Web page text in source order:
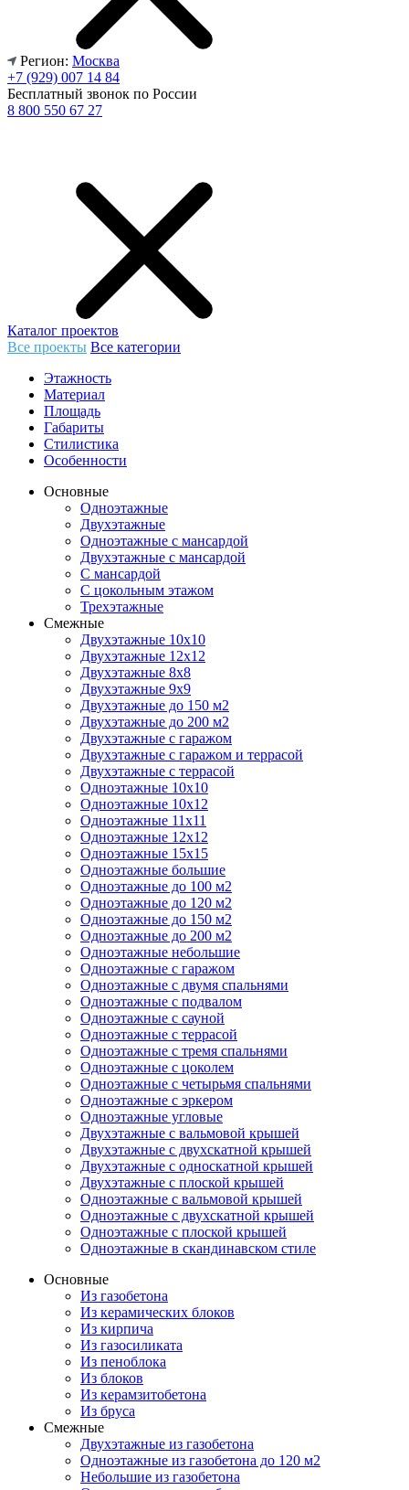
Регион: Москва
+7 (929) 007 14 84
Бесплатный звонок по России
8 800 550 67 27
Каталог проектов
Все проекты Все категории
Этажность
Материал
Площадь
Габариты
Стилистика
Особенности
Основные
Одноэтажные
Двухэтажные
Одноэтажные с мансардой
Двухэтажные с мансардой
С мансардой
С цокольным этажом
Трехэтажные
Смежные
Двухэтажные 10х10
Двухэтажные 12х12
Двухэтажные 8х8
Двухэтажные 9х9
Двухэтажные до 150 м2
Двухэтажные до 200 м2
Двухэтажные с гаражом
Двухэтажные с гаражом и террасой
Двухэтажные с террасой
Одноэтажные 10х10
Одноэтажные 10х12
Одноэтажные 11х11
Одноэтажные 12х12
Одноэтажные 15х15
Одноэтажные большие
Одноэтажные до 100 м2
Одноэтажные до 120 м2
Одноэтажные до 150 м2
Одноэтажные до 200 м2
Одноэтажные небольшие
Одноэтажные с гаражом
Одноэтажные с двумя спальнями
Одноэтажные с подвалом
Одноэтажные с сауной
Одноэтажные с террасой
Одноэтажные с тремя спальнями
Одноэтажные с цоколем
Одноэтажные с четырьмя спальнями
Одноэтажные с эркером
Одноэтажные угловые
Двухэтажные с вальмовой крышей
Двухэтажные с двухскатной крышей
Двухэтажные с односкатной крышей
Двухэтажные с плоской крышей
Одноэтажные с вальмовой крышей
Одноэтажные с двухскатной крышей
Одноэтажные с плоской крышей
Одноэтажные в скандинавском стиле
Основные
Из газобетона
Из керамических блоков
Из кирпича
Из газосиликата
Из пеноблока
Из блоков
Из керамзитобетона
Из бруса
Смежные
Двухэтажные из газобетона
Одноэтажные из газобетона до 120 м2
Небольшие из газобетона